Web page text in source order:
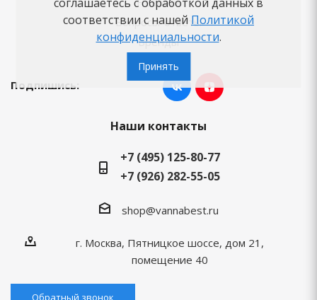
Вопросы-ответы
Бренды
Подпишись:
Наши контакты
+7 (495) 125-80-77
+7 (926) 282-55-05
shop@vannabest.ru
г. Москва, Пятницкое шоссе, дом 21,
помещение 40
Обратный звонок
соответствии с нашей Политикой
конфиденциальности.
Принять